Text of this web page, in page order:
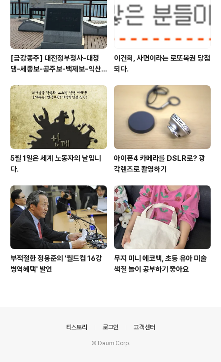
[금강종주] 대전정부청사-대청
댐-세종보-공주보-백제보-익산
이건희, 사면이라는 로또복권 당첨
되다.
5월 1일은 세계 노동자의 날입니
다.
아이폰4 카메라를 DSLR로? 광
각렌즈로 촬영하기
부적절한 정몽준의 '월드컵 16강
병역혜택' 발언
무지 미니 에코백, 초등 유아 미술
색칠 놀이 공부하기 좋아요
티스토리 로그인 고객센터
© Daum Corp.